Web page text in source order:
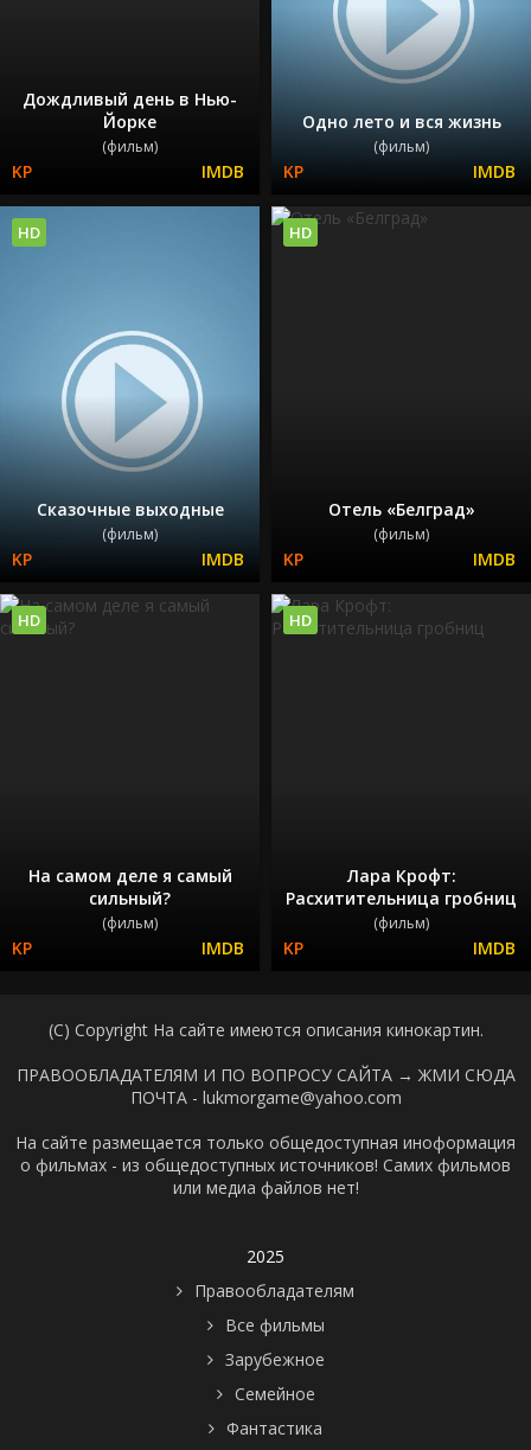
Дождливый день в Нью-
Йорке
(фильм)
Одно лето и вся жизнь
(фильм)
Сказочные выходные
(фильм)
HD
Отель «Белград»
(фильм)
HD
На самом деле я самый
сильный?
(фильм)
HD
Лара Крофт:
Расхитительница гробниц
(фильм)
HD
(C) Copyright На сайте имеются описания кинокартин.
ПРАВООБЛАДАТЕЛЯМ И ПО ВОПРОСУ САЙТА → ЖМИ СЮДА
ПОЧТА - lukmorgame@yahoo.com
На сайте размещается только общедоступная иноформация
о фильмах - из общедоступных источников! Самих фильмов
или медиа файлов нет!
2025
Правообладателям
Все фильмы
Зарубежное
Семейное
Фантастика